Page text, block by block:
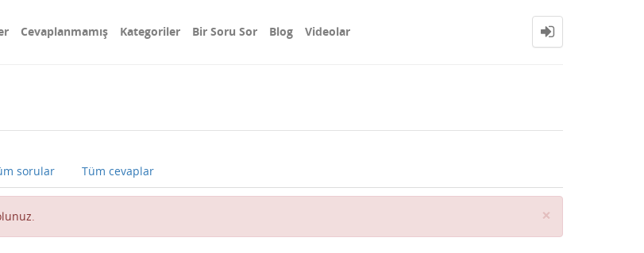
Cevaplanmamış Kategoriler Bir Soru Sor Blog Videolar
sorular Tüm cevaplar
. ×